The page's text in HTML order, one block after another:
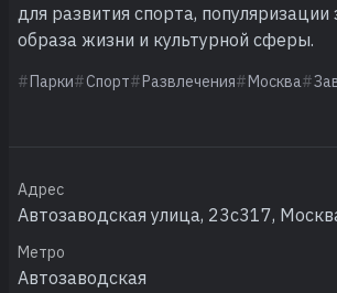
для развития спорта, популяризации
образа жизни и культурной сферы.
Парки Спорт Развлечения Москва
Адрес
Автозаводская улица, 23с317,
Метро
Автозаводская